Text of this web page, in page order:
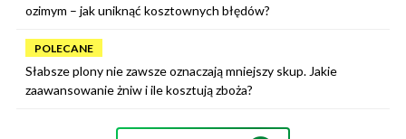
ozimym – jak uniknąć kosztownych błędów?
POLECANE
Słabsze plony nie zawsze oznaczają mniejszy skup. Jakie
zaawansowanie żniw i ile kosztują zboża?